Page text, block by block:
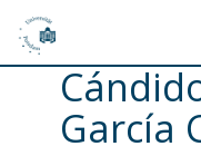
García